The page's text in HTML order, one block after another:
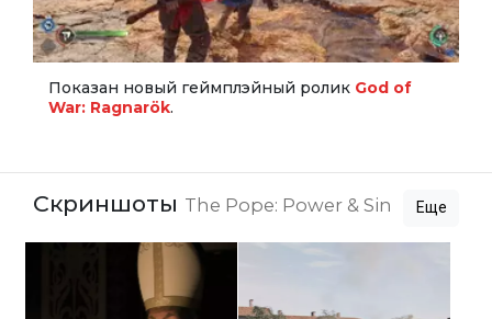
Показан новый геймплэйный ролик God of
War: Ragnarök.
Скриншоты The Pope: Power & Sin Еще